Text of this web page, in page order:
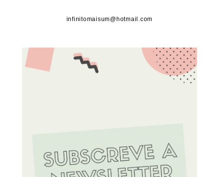
infinitomaisum@hotmail.com